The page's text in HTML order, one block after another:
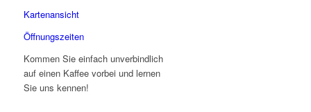
Kartenansicht
Öffnungszeiten
Kommen Sie einfach unverbindlich
auf einen Kaffee vorbei und lernen
Sie uns kennen!